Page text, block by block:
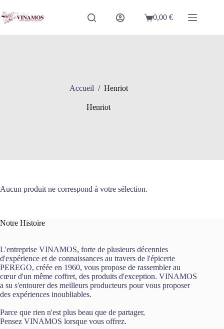
au
contenu
Panier
0,00€
Accueil / Henriot
Henriot
Aucun produit ne correspond à votre sélection.
Notre Histoire
L'entreprise VINAMOS, forte de plusieurs décennies
d'expérience et de connaissances au travers de l'épicerie
PEREGO, créée en 1960, vous propose de rassembler au
cœur d'un même coffret, des produits d'exception. VINAMOS
a su s'entourer des meilleurs producteurs pour vous proposer
des expériences inoubliables.
Parce que rien n'est plus beau que de partager,
Pensez VINAMOS lorsque vous offrez.